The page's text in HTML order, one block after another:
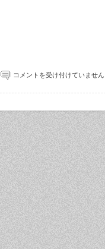
コメントを受け付けていませ